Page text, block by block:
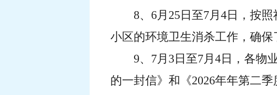
8、6月25日至7月4日，按
小区的环境卫生消杀工作，确保
9、7月3日至7月4日，各物
的一封信》和《2026年年第二